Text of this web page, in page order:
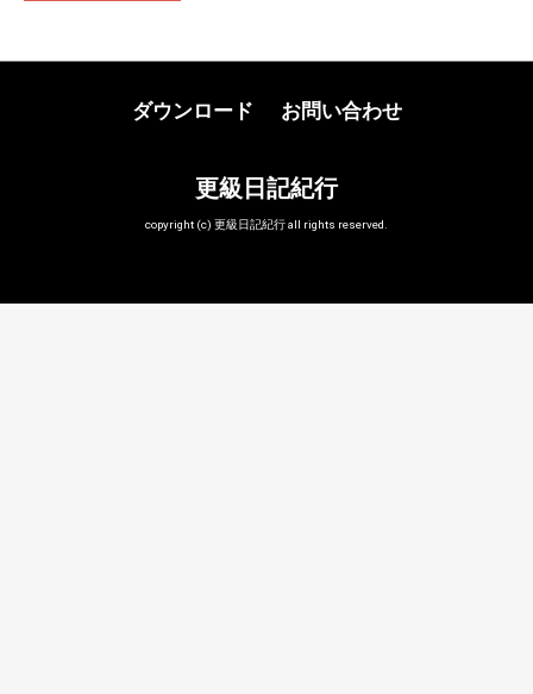
ダウンロード お問い合わせ
更級日記紀行
copyright (c) 更級日記紀行 all rights reserved.